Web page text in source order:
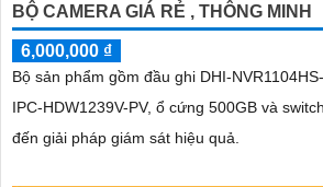
BỘ CAMERA GIÁ RẺ , THÔNG MINH
6,000,000 ₫
Bộ sản phẩm gồm đầu ghi DHI-
IPC-HDW1239V-PV, ổ cứng 500GB và
đến giải pháp giám sát hiệu quả.